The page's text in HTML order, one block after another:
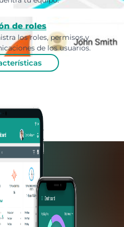
de roles
los roles, permisos y
de los usuarios.